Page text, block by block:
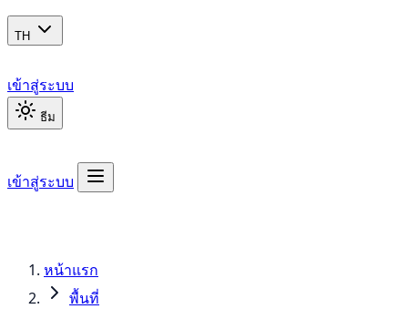
TH
เข้าสู่ระบบ
ธีม
เข้าสู่ระบบ
หน้าแรก
พื้นที่